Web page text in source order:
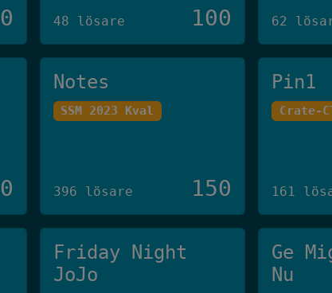
48 lösare 100 62
Notes
SSM 2023 Kval
396 lösare 150
Pin1
Crate-
161
Friday Night
JoJo
Ge
Nu